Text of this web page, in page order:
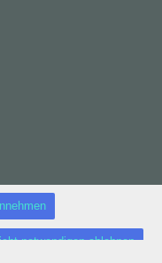
notwendigen ablehnen